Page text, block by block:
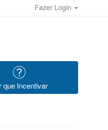
Fazer Login
que Incentivar